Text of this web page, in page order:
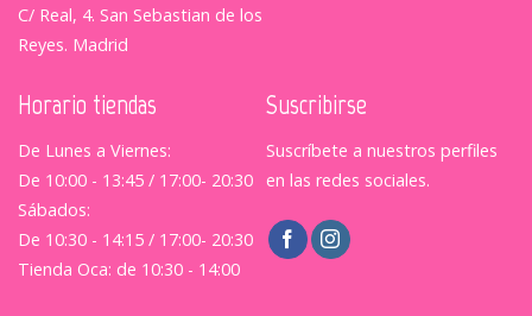
C/ Real, 4. San Sebastian de los
Reyes. Madrid
Horario tiendas
De Lunes a Viernes:
De 10:00 - 13:45 / 17:00- 20:30
Sábados:
De 10:30 - 14:15 / 17:00- 20:30
Tienda Oca: de 10:30 - 14:00
Suscribirse
Suscríbete a nuestros perfiles
en las redes sociales.